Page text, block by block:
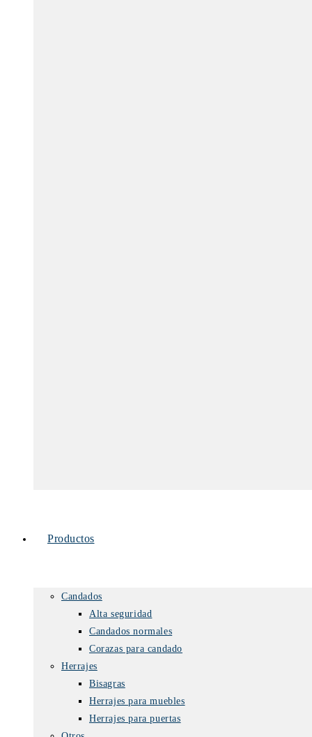
Productos
Candados
Alta seguridad
Candados normales
Corazas para candado
Herrajes
Bisagras
Herrajes para muebles
Herrajes para puertas